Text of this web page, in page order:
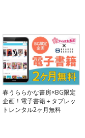
春うららかな書房×BG限定
企画！電子書籍＋タブレッ
トレンタル2ヶ月無料